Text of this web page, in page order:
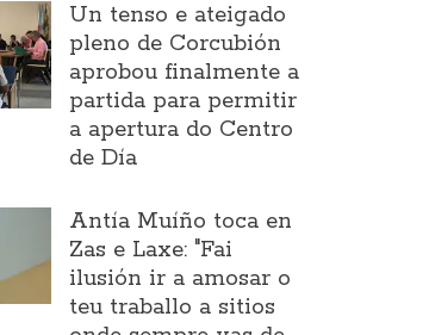
Un tenso e ateigado
pleno de Corcubión
aprobou finalmente a
partida para permitir
a apertura do Centro
de Día
Antía Muíño toca en
Zas e Laxe: "Fai
ilusión ir a amosar o
teu traballo a sitios